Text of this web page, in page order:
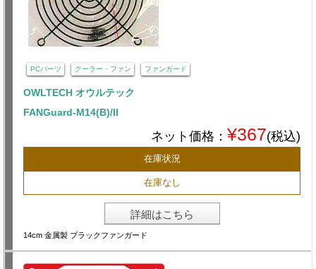
PCパーツ クーラー・ファン ファンガード
OWLTECH オウルテック
FANGuard-M14(B)/II
ネット価格： ¥367(税込)
在庫状況
在庫なし
詳細はこちら
14cm 金属製 ブラックファンガード